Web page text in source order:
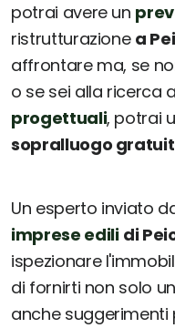
potrai avere un
ristrutturazione a
affrontare ma, se
o se sei alla ricerca
progettuali, potrai
sopralluogo
Un esperto inviato
imprese edili di
ispezionare
di fornirti non solo un
anche suggerimenti